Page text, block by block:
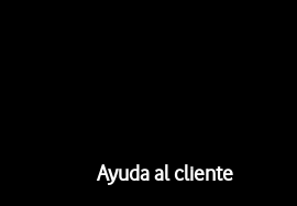
Ayuda al cliente